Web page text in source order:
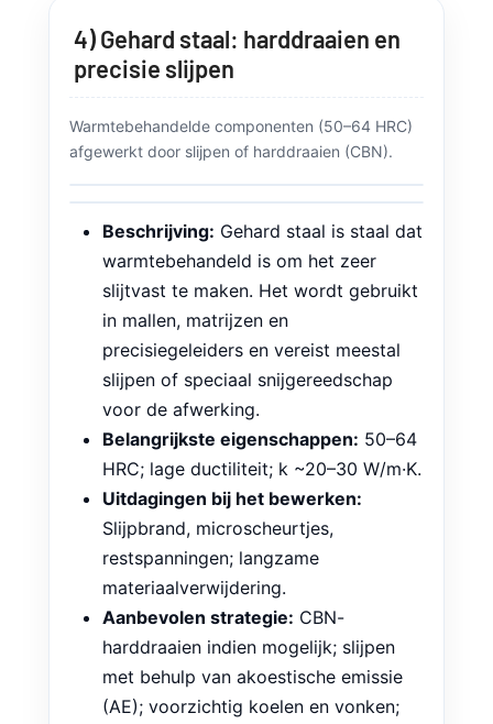
4) Gehard staal: harddraaien en
precisie slijpen
Warmtebehandelde componenten (50–64 HRC)
Beschrijving:Gehard staal is staal dat
warmtebehandeld is om het zeer
slijtvast te maken. Het wordt gebruikt
in mallen, matrijzen en
precisiegeleiders en vereist meestal
slijpen of speciaal snijgereedschap
voor de afwerking.
Belangrijkste eigenschappen:50–64
HRC; lage ductiliteit; k ~20–30 W/m·K.
Uitdagingen bij het bewerken:
Slijpbrand, microscheurtjes,
restspanningen; langzame
materiaalverwijdering.
Aanbevolen strategie:CBN-
harddraaien indien mogelijk; slijpen